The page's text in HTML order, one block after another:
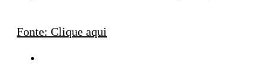
Fonte: Clique aqui